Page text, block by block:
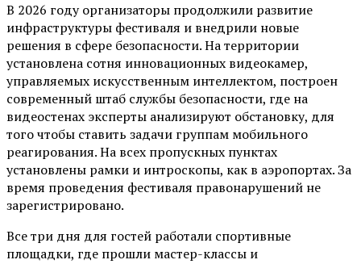
В 2026 году организаторы продолжили развитие
инфраструктуры фестиваля и внедрили новые
решения в сфере безопасности. На территории
установлена сотня инновационных видеокамер,
управляемых искусственным интеллектом, построен
современный штаб службы безопасности, где на
видеостенах эксперты анализируют обстановку, для
того чтобы ставить задачи группам мобильного
реагирования. На всех пропускных пунктах
установлены рамки и интроскопы, как в аэропортах. За
время проведения фестиваля правонарушений не
зарегистрировано.
Все три дня для гостей работали спортивные
площадки, где прошли мастер-классы и